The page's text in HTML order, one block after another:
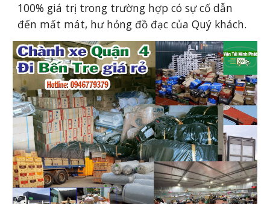
100% giá trị trong trường hợp có sự cố dẫn
đến mất mát, hư hỏng đồ đạc của Quý khách.